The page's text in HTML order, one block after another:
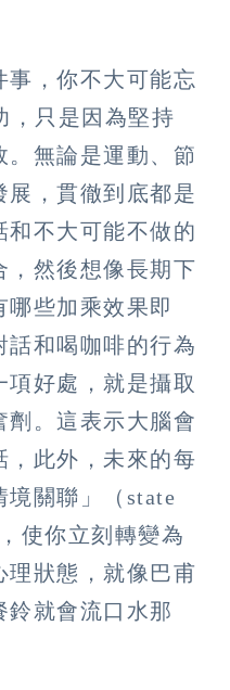
事，你不大可能忘
，只是因為堅持
。無論是運動、節
展，貫徹到底都是
和不大可能不做的
，然後想像長期下
哪些加乘效果即
話和喝咖啡的行為
好處，就是攝取
劑。這表示大腦會
，此外，未來的每
境關聯」（state
使你立刻轉變為
理狀態，就像巴甫
鈴就會流口水那